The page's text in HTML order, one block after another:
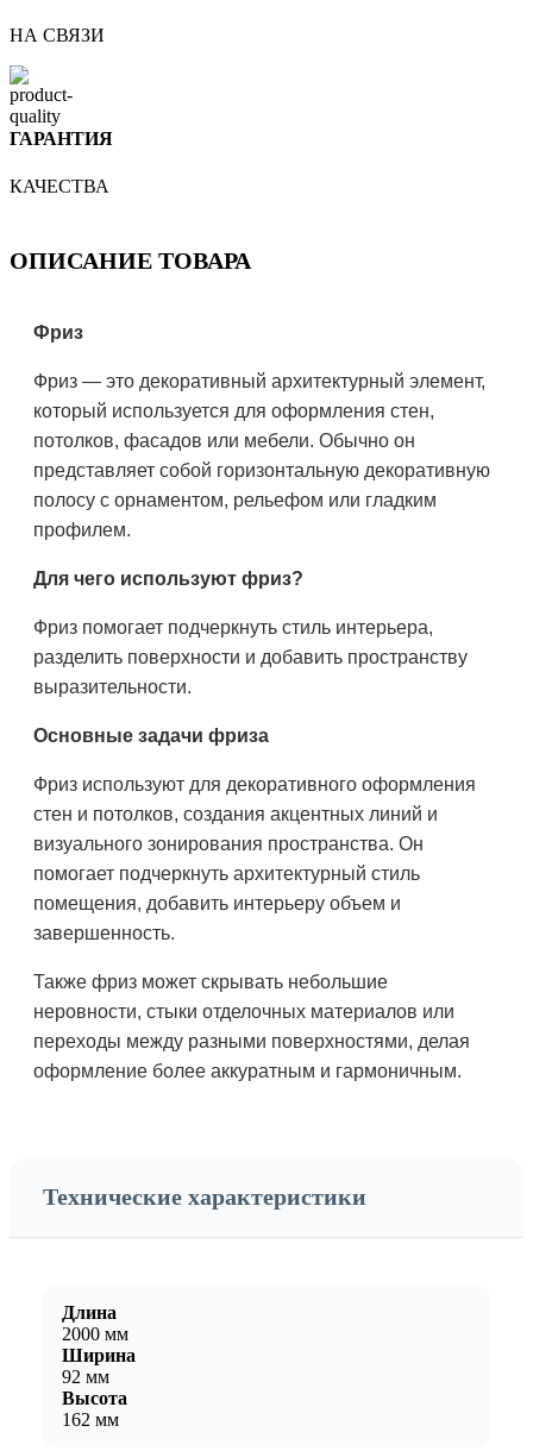
НА СВЯЗИ
ГАРАНТИЯ
КАЧЕСТВА
ОПИСАНИЕ ТОВАРА
Фриз
Фриз — это декоративный архитектурный элемент,
который используется для оформления стен,
потолков, фасадов или мебели. Обычно он
представляет собой горизонтальную декоративную
полосу с орнаментом, рельефом или гладким
профилем.
Для чего используют фриз?
Фриз помогает подчеркнуть стиль интерьера,
разделить поверхности и добавить пространству
выразительности.
Основные задачи фриза
Фриз используют для декоративного оформления
стен и потолков, создания акцентных линий и
визуального зонирования пространства. Он
помогает подчеркнуть архитектурный стиль
помещения, добавить интерьеру объем и
завершенность.
Также фриз может скрывать небольшие
неровности, стыки отделочных материалов или
переходы между разными поверхностями, делая
оформление более аккуратным и гармоничным.
Технические характеристики
Длина
2000 мм
Ширина
92 мм
Высота
162 мм